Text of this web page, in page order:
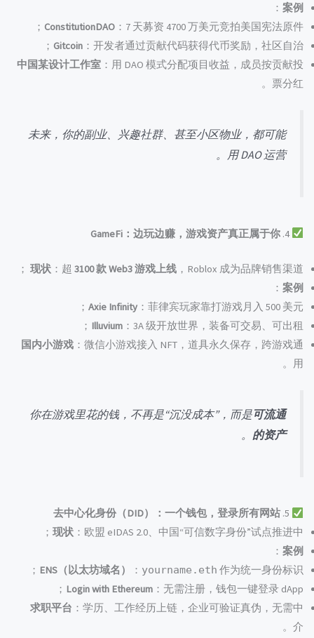
案例
：
ConstitutionDAO ：7 天募资 4700 万美元竞拍美国宪法原件；
Gitcoin ：开发者通过贡献代码获得代币奖励，社区自治；
中国某设计工作室 ：用 DAO 模式分配项目收益，成员按贡献投
票分红。
未来，你的副业、兴趣社群、甚至小区物业，都可能
用 DAO 运营。
4.
GameFi：边玩边赚，游戏资产真正属于你
现状 ：超 3100 款 Web3 游戏上线 ，Roblox 成为品牌销售渠道 ；
案例
：
Axie Infinity ：菲律宾玩家靠打游戏月入 500 美元；
Illuvium ：3A 级开放世界，装备可交易、可出租；
国内小游戏 ：微信小游戏接入 NFT，道具永久保存，跨游戏通
用。
你在游戏里花的钱，不再是“沉没成本”，而是可流通
的资产
。
去中心化身份（DID）：一个钱包，登录所有网站
现状 ：欧盟 eIDAS 2.0、中国“可信数字身份”试点推进中；
案例
：
ENS（以太坊域名）
： yourname.eth 作为统一身份标识；
Login with Ethereum ：无需注册，钱包一键登录 dApp；
求职平台 ：学历、工作经历上链，企业可验证真伪，无需中
介。